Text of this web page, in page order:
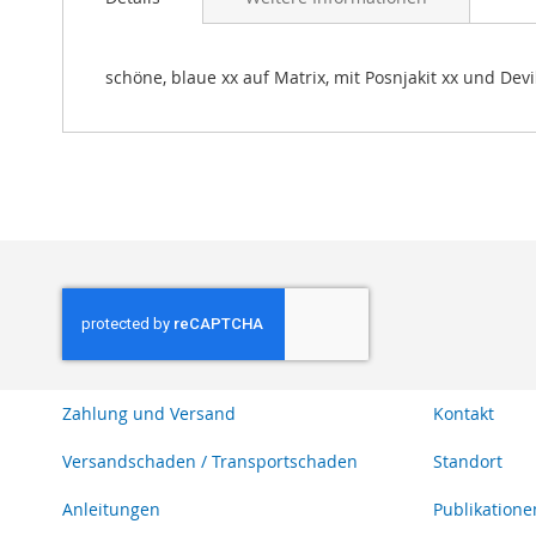
schöne, blaue xx auf Matrix, mit Posnjakit xx und
Zahlung und Versand
Versandschaden / Transportschaden
Anleitungen
Kontakt
Standort